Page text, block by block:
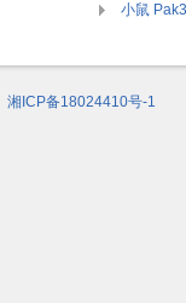
小鼠
湘ICP备18024410号-1